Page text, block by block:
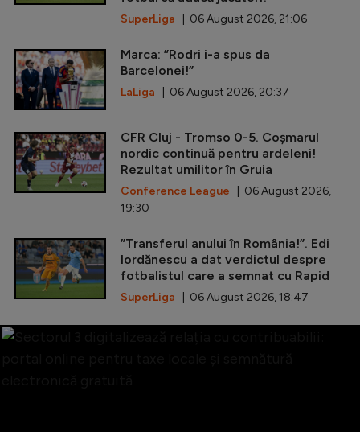
SuperLiga | 06 August 2026, 21:06
Marca: ”Rodri i-a spus da
Barcelonei!”
LaLiga | 06 August 2026, 20:37
CFR Cluj - Tromso 0-5. Coșmarul
nordic continuă pentru ardeleni!
Rezultat umilitor în Gruia
Conference League | 06 August 2026,
19:30
”Transferul anului în România!”. Edi
Iordănescu a dat verdictul despre
fotbalistul care a semnat cu Rapid
SuperLiga | 06 August 2026, 18:47